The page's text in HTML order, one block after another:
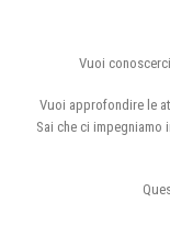
Vuoi
Vuoi approfondire le
Sai che ci